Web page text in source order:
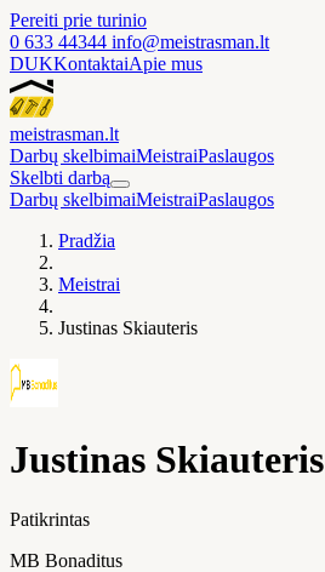
Pereiti prie turinio
0 633 44344 info@meistrasman.lt
DUKKontaktaiApie mus
meistrasman.lt
Darbų skelbimaiMeistraiPaslaugos
Skelbti darbą
Darbų skelbimaiMeistraiPaslaugos
Pradžia
Meistrai
Justinas Skiauteris
Justinas Skiauteris
Patikrintas
MB Bonaditus